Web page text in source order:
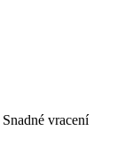
Snadné vracení